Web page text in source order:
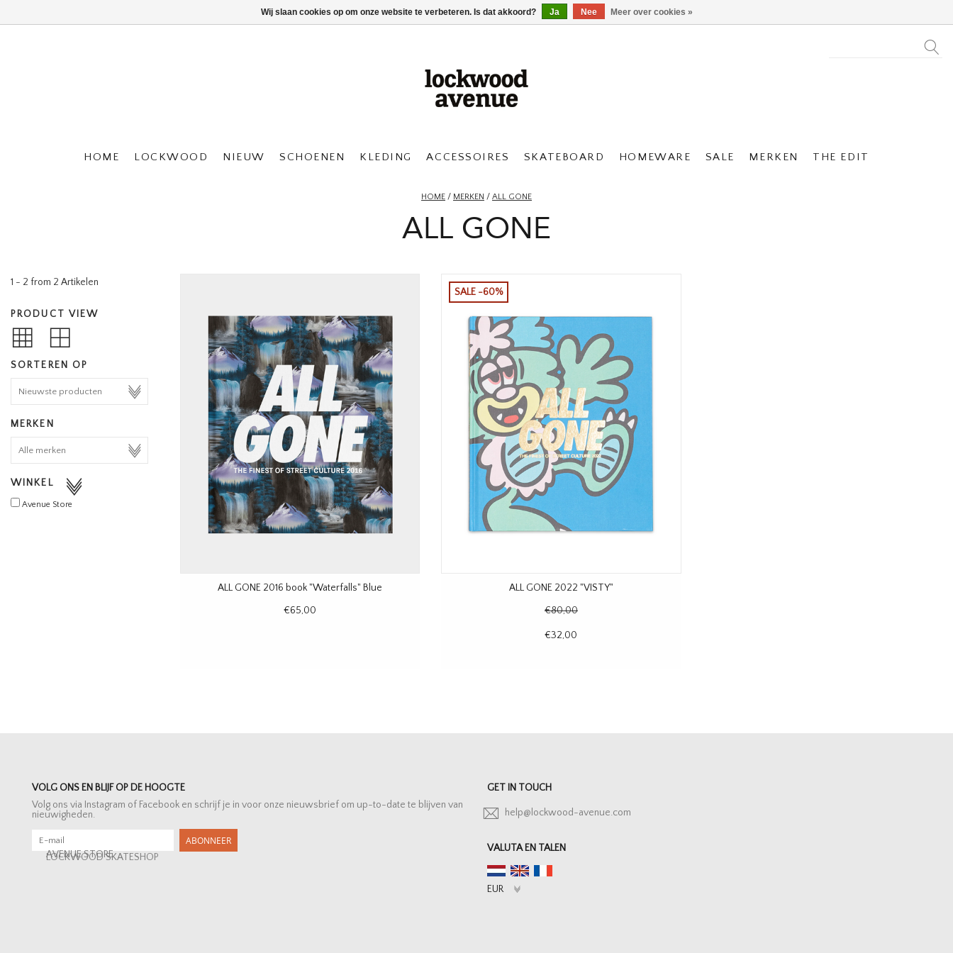
HOME LOCKWOOD NIEUW SCHOENEN KLEDING ACCESSOIRES SKATEBOARD HOMEWARE SALE MERKEN THE EDIT
HOME / MERKEN / ALL GONE
ALL GONE
1 - 2 from 2 Artikelen
PRODUCT VIEW
SORTEREN OP
MERKEN
WINKEL
Avenue Store
ALL GONE 2016 book "Waterfalls" Blue
€65,00
SALE -60%
ALL GONE 2022 "VISTY"
€80,00
€32,00
VOLG ONS EN BLIJF OP DE HOOGTE
Volg ons via Instagram of Facebook en schrijf je in voor onze nieuwsbrief om up-to-date te blijven van
nieuwigheden.
ABONNEER
AVENUE STORE
LOCKWOOD SKATESHOP
GET IN TOUCH
help@lockwood-avenue.com
VALUTA EN TALEN
Wij slaan cookies op om onze website te verbeteren. Is dat akkoord? Ja Nee Meer over cookies »